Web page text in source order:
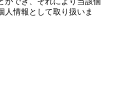
人情報として取り扱いま